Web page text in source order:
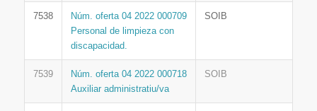
7538
Núm. oferta 04 2022 000709
Personal de limpieza con
discapacidad.
SOIB
7539
Núm. oferta 04 2022 000718
Auxiliar administratiu/va
SOIB